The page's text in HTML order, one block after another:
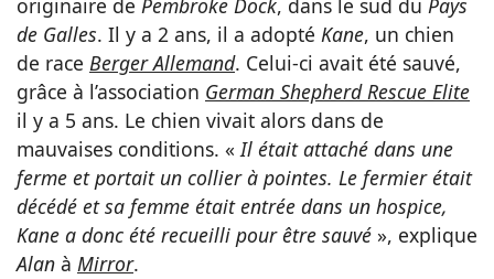
originaire de Pembroke Dock, dans le sud du Pays
de Galles. Il y a 2 ans, il a adopté Kane, un chien
de race Berger Allemand. Celui-ci avait été sauvé,
grâce à l’association German Shepherd Rescue Elite
il y a 5 ans. Le chien vivait alors dans de
mauvaises conditions. «Il était attaché dans une
ferme et portait un collier à pointes. Le fermier était
décédé et sa femme était entrée dans un hospice,
Kane a donc été recueilli pour être sauvé », explique
Alan à Mirror.